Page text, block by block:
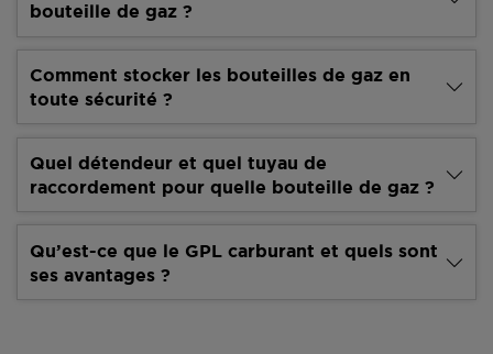
bouteille de gaz ?
Comment stocker les bouteilles de gaz en
toute sécurité ?
Quel détendeur et quel tuyau de
raccordement pour quelle bouteille de gaz ?
Qu’est-ce que le GPL carburant et quels sont
ses avantages ?